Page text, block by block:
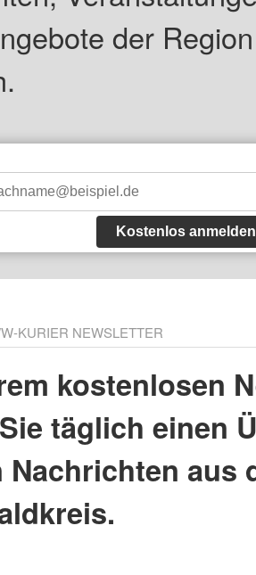
der
Kostenlos anmelden
KURIER NEWSLETTER
kostenlosen
täglich einen
Nachrichten aus